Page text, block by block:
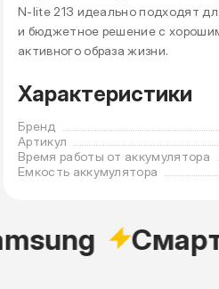
N-lite 213 идеально подходят
и бюджетное решение с
активного образа жизни.
Характеристики
Бренд
Артикул
Время работы от аккумулятора
Емкость аккумулятора